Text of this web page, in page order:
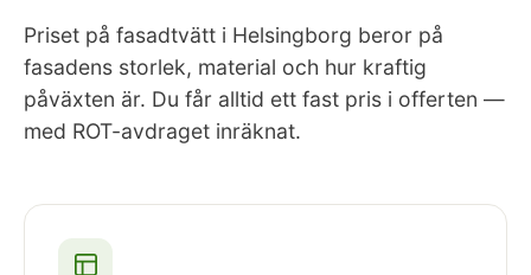
Priset på fasadtvätt i Helsingborg beror på
fasadens storlek, material och hur kraftig
påväxten är. Du får alltid ett fast pris i offerten —
med ROT-avdraget inräknat.